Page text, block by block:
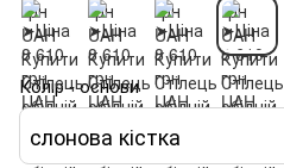
Колір - основи
слонова кістка